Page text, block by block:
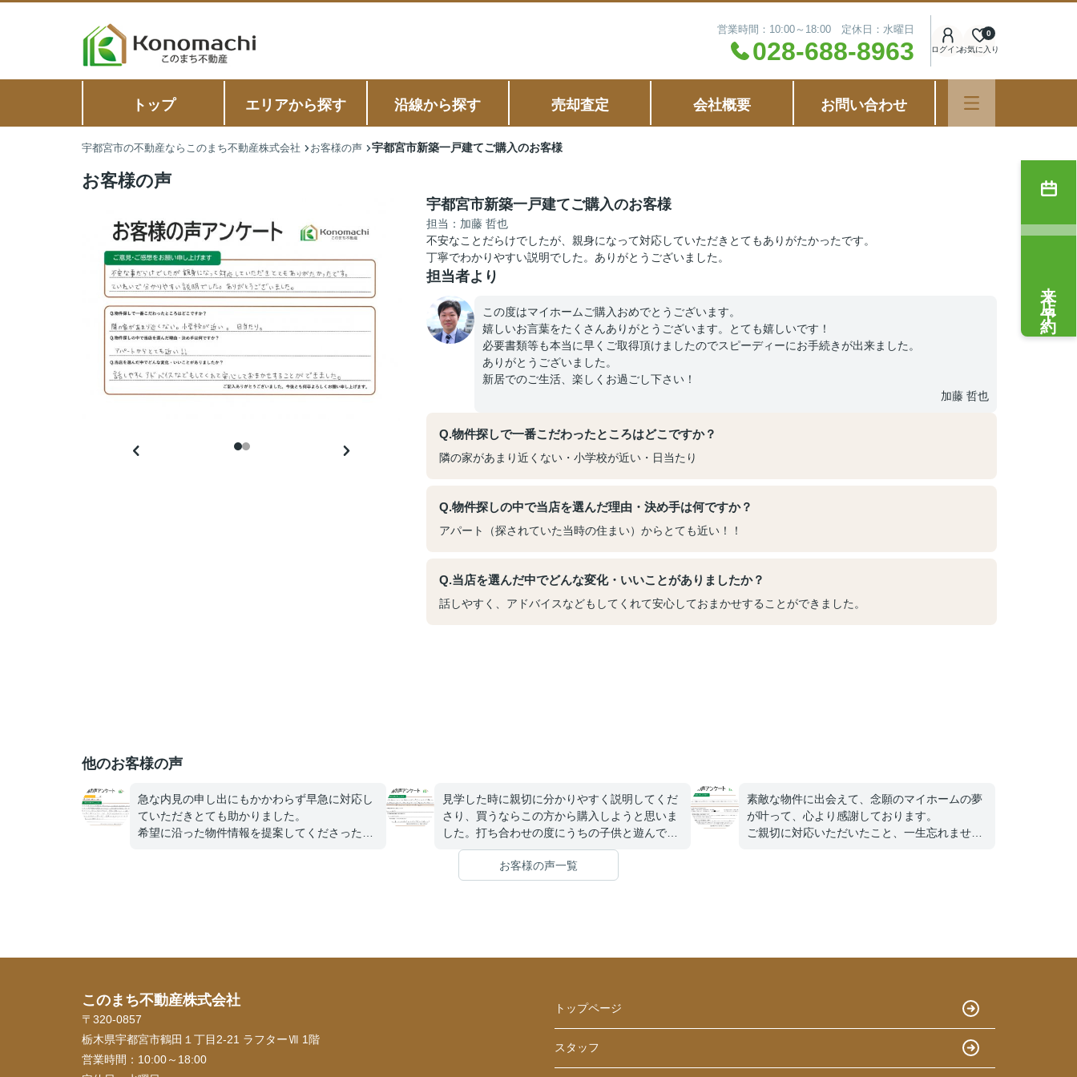
営業時間：10:00～18:00 定休日：水曜日
028-688-8963 ログインお気に入り
0
トップ エリアから探す 沿線から探す 売却査定 会社概要 お問い合わせ
宇都宮市の不動産ならこのまち不動産株式会社 お客様の声 宇都宮市新築一戸建てご購入のお客様
お客様の声
宇都宮市新築一戸建てご購入のお客様
担当：加藤 哲也
不安なことだらけでしたが、親身になって対応していただきとてもありがたかったです。
丁寧でわかりやすい説明でした。ありがとうございました。
担当者より
この度はマイホームご購入おめでとうございます。
嬉しいお言葉をたくさんありがとうございます。とても嬉しいです！
必要書類等も本当に早くご取得頂けましたのでスピーディーにお手続きが出来ました。
ありがとうございました。
新居でのご生活、楽しくお過ごし下さい！
加藤 哲也
Q.物件探しで一番こだわったところはどこですか？
隣の家があまり近くない・小学校が近い・日当たり
Q.物件探しの中で当店を選んだ理由・決め手は何ですか？
アパート（探されていた当時の住まい）からとても近い！！
Q.当店を選んだ中でどんな変化・いいことがありましたか？
話しやすく、アドバイスなどもしてくれて安心しておまかせすることができました。
他のお客様の声
急な内見の申し出にもかかわらず早急に対応し
ていただきとても助かりました。
希望に沿った物件情報を提案してくださった
見学した時に親切に分かりやすく説明してくだ
さり、買うならこの方から購入しようと思いま
した。打ち合わせの度にうちの子供と遊んでも
らったので、購入後の今も今度はいつ担当の方
と会えるのかと聞かれるほど仲良くして頂きま
した。
素敵な物件に出会えて、念願のマイホームの夢
が叶って、心より感謝しております。
ご親切に対応いただいたこと、一生忘れませ
お客様の声一覧
来店予約
このまち不動産株式会社
〒320-0857
栃木県宇都宮市鶴田１丁目2-21 ラフターⅦ 1階
営業時間： 10:00～18:00
トップページ
スタッフ